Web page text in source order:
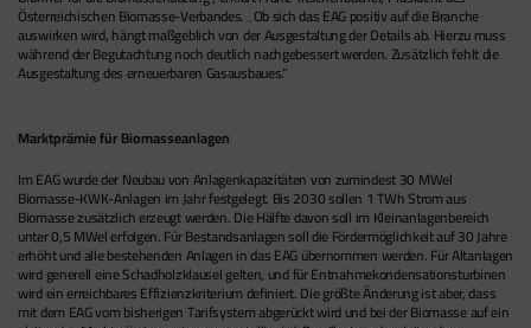
Österreichischen Biomasse-Verbandes. „Ob sich das EAG positiv auf die Branche
auswirken wird, hängt maßgeblich von der Ausgestaltung der Details ab. Hierzu muss
während der Begutachtung noch deutlich nachgebessert werden. Zusätzlich fehlt die
Ausgestaltung des erneuerbaren Gasausbaues.“
Marktprämie für Biomasseanlagen
Im EAG wurde der Neubau von Anlagenkapazitäten von zumindest 30 MWel
Biomasse-KWK-Anlagen im Jahr festgelegt. Bis 2030 sollen 1 TWh Strom aus
Biomasse zusätzlich erzeugt werden. Die Hälfte davon soll im Kleinanlagenbereich
unter 0,5 MWel erfolgen. Für Bestandsanlagen soll die Fördermöglichkeit auf 30 Jahre
erhöht und alle bestehenden Anlagen in das EAG übernommen werden. Für Altanlagen
wird generell eine Schadholzklausel gelten, und für Entnahmekondensationsturbinen
wird ein erreichbares Effizienzkriterium definiert. Die größte Änderung ist aber, dass
mit dem EAG vom bisherigen Tarifsystem abgerückt wird und bei der Biomasse auf ein